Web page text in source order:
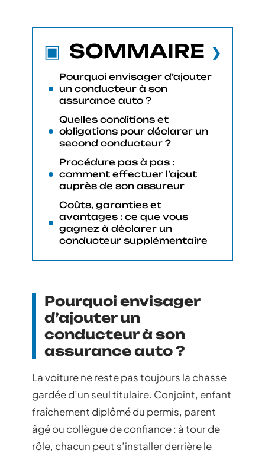
SOMMAIRE
Pourquoi envisager d’ajouter
un conducteur à son
assurance auto ?
Quelles conditions et
obligations pour déclarer un
second conducteur ?
Procédure pas à pas :
comment effectuer l’ajout
auprès de son assureur
Coûts, garanties et
avantages : ce que vous
gagnez à déclarer un
conducteur supplémentaire
Pourquoi envisager
d’ajouter un
conducteur à son
assurance auto ?
La voiture ne reste pas toujours la chasse
gardée d’un seul titulaire. Conjoint, enfant
fraîchement diplômé du permis, parent
âgé ou collègue de confiance : à tour de
rôle, chacun peut s’installer derrière le